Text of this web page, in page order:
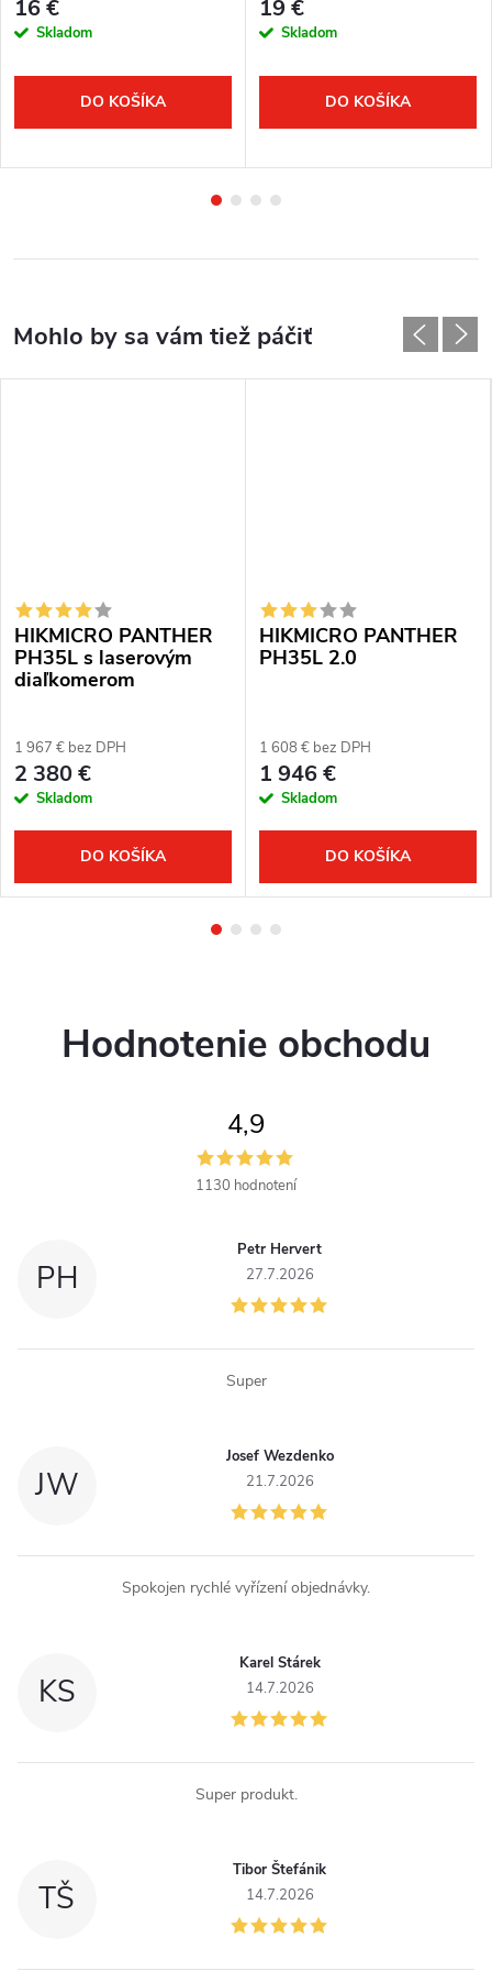
16 €
Skladom
DO KOŠÍKA
19 €
Skladom
DO KOŠÍKA
HIKMICRO PANTHER
PH35L s laserovým
diaľkomerom
1 967 € bez DPH
2 380 €
Skladom
DO KOŠÍKA
HIKMICRO PANTHER
PH35L 2.0
1 608 € bez DPH
1 946 €
Skladom
DO KOŠÍKA
Hodnotenie obchodu
4,9
1130 hodnotení
PH
Petr Hervert
27.7.2026
Super
JW
Josef Wezdenko
21.7.2026
Spokojen rychlé vyřízení objednávky.
KS
Karel Stárek
14.7.2026
Super produkt.
TŠ
Tibor Štefánik
14.7.2026